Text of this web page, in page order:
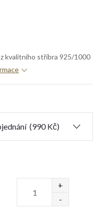
kvalitního stříbra 925/1000